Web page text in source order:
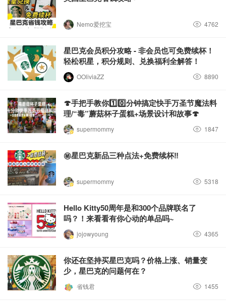
Nemo爱挖宝 4762
星巴克会员积分攻略 - 非会员也可免费续杯！
轻松积星，积分规则、兑换福利全解答！
OOliviaZZ 8890
🍄手把手教你1️⃣0️⃣分钟搞定快手万圣节魔法料
理/“毒”蘑菇杯子蛋糕+场景设计和故事🍄
supermommy 1847
㊙️星巴克新品三种点法+免费续杯‼️
supermommy 5318
Hello Kitty50周年是和300个品牌联名了
吗？！来看看有你心动的单品吗~
jojowyoung 4365
你还在坚持买星巴克吗？价格上涨、销量变
少，星巴克的问题何在？
省钱君 1455